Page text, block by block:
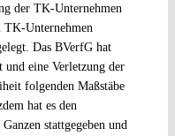
der TK-Unternehmen
TK-Unternehmen
Das BVerfG hat
eine Verletzung der
folgenden Maßstäbe
hat es den
stattgegeben und